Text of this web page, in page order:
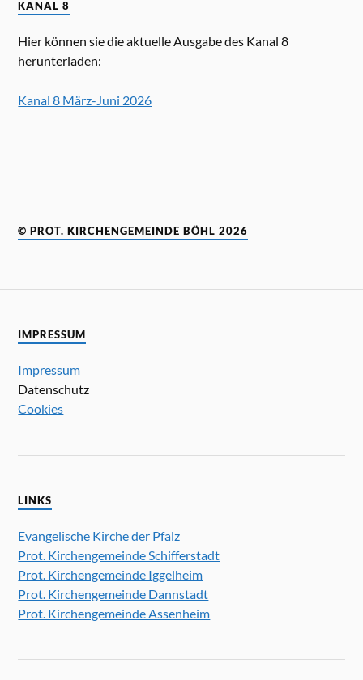
KANAL 8
Hier können sie die aktuelle Ausgabe des Kanal 8
herunterladen:
Kanal 8 März-Juni 2026
© PROT. KIRCHENGEMEINDE BÖHL 2026
IMPRESSUM
Impressum
Datenschutz
Cookies
LINKS
Evangelische Kirche der Pfalz
Prot. Kirchengemeinde Schifferstadt
Prot. Kirchengemeinde Iggelheim
Prot. Kirchengemeinde Dannstadt
Prot. Kirchengemeinde Assenheim